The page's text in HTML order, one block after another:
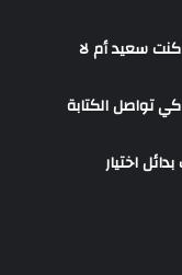
سعيد أم لا
تواصل الكتابة
اختيار